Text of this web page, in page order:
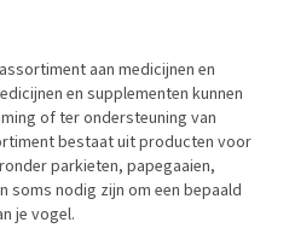
aan medicijnen en
en supplementen kunnen
of ter ondersteuning van
bestaat uit producten voor
parkieten, papegaaien,
soms nodig zijn om een bepaald
je vogel.